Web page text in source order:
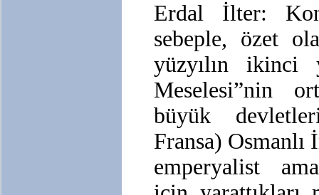
Erdal İlter:
sebeple, özet
yüzyılın ikinci
Meselesi”nin
büyük
Fransa)
emperyalist